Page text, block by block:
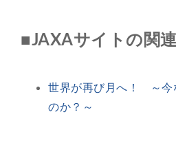
■JAXAサイトの関
世界が再び月へ！ ～今
のか？～